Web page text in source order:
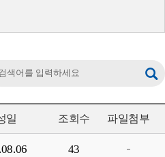
일 조회수 파일첨부
43